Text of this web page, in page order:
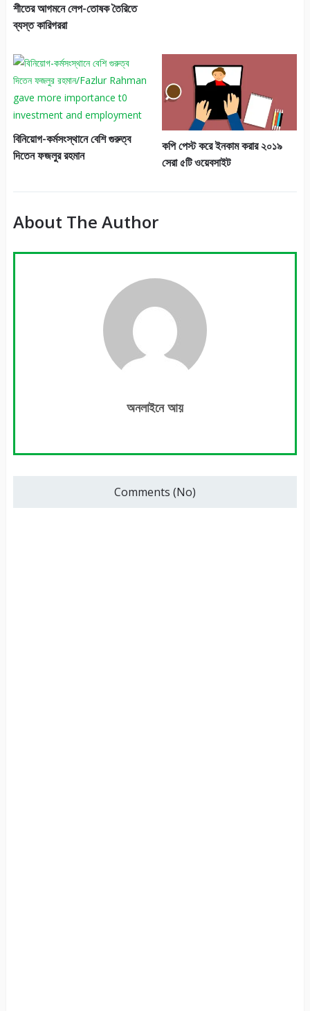
শীতের আগমনে লেপ-তোষক তৈরিতে
ব্যস্ত কারিগররা
বিনিয়োগ-কর্মসংস্থানে বেশি গুরুত্ব
দিতেন ফজলুর রহমান
কপি পেস্ট করে ইনকাম করার ২০১৯
সেরা ৫টি ওয়েবসাইট
About The Author
অনলাইনে আয়
Comments (No)